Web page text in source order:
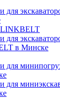
для
для
в Минске
для
для